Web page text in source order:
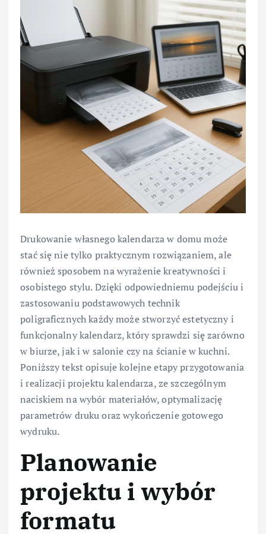
Drukowanie własnego kalendarza w domu może
stać się nie tylko praktycznym rozwiązaniem, ale
również sposobem na wyrażenie kreatywności i
osobistego stylu. Dzięki odpowiedniemu podejściu i
zastosowaniu podstawowych technik
poligraficznych każdy może stworzyć estetyczny i
funkcjonalny kalendarz, który sprawdzi się zarówno
w biurze, jak i w salonie czy na ścianie w kuchni.
Poniższy tekst opisuje kolejne etapy przygotowania
i realizacji projektu kalendarza, ze szczególnym
naciskiem na wybór materiałów, optymalizację
parametrów druku oraz wykończenie gotowego
wydruku.
Planowanie
projektu i wybór
formatu